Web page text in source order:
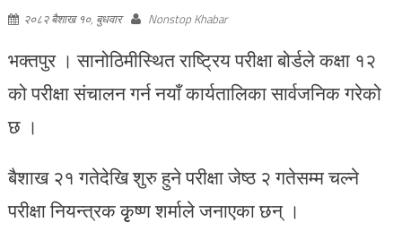
२०८२ बैशाख १०, बुधवार Nonstop Khabar
भक्तपुर । सानोठिमीस्थित राष्ट्रिय परीक्षा बोर्डले कक्षा १२
को परीक्षा संचालन गर्न नयाँ कार्यतालिका सार्वजनिक गरेको
छ ।
बैशाख २१ गतेदेखि शुरु हुने परीक्षा जेष्ठ २ गतेसम्म चल्ने
परीक्षा नियन्त्रक कृृृष्ण शर्माले जनाएका छन् ।